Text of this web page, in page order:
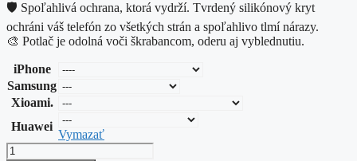
🛡️ Spoľahlivá ochrana, ktorá vydrží. Tvrdený silikónový kryt
ochráni váš telefón zo všetkých strán a spoľahlivo tlmí nárazy.
🎨 Potlač je odolná voči škrabancom, oderu aj vyblednutiu.
iPhone
Samsung
Xioami.
Huawei
Vymazať
množstvo